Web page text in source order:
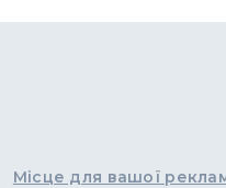
Місце для вашої